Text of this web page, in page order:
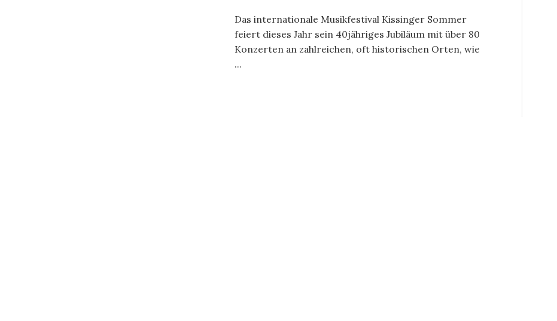
Das internationale Musikfestival Kissinger Sommer
feiert dieses Jahr sein 40jähriges Jubiläum mit über 80
Konzerten an zahlreichen, oft historischen Orten, wie
...